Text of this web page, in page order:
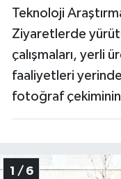
Teknoloji
Ziyaretlerde
çalışmaları, yerli
faaliyetleri
fotoğraf çekiminin
1 / 6